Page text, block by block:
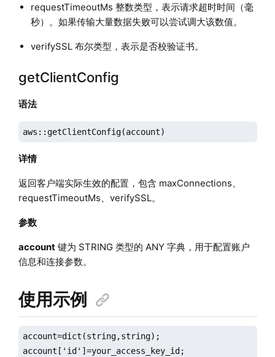
requestTimeoutMs 整数类型，表示请求超时时间（毫
秒）。如果传输大量数据失败可以尝试调大该数值。
verifySSL 布尔类型，表示是否校验证书。
getClientConfig
语法
aws::getClientConfig(account)
详情
返回客户端实际生效的配置，包含 maxConnections、
requestTimeoutMs、verifySSL。
参数
account键为 STRING 类型的 ANY 字典，用于配置账户
信息和连接参数。
使用示例
account=dict(string,string);
account['id']=your_access_key_id;